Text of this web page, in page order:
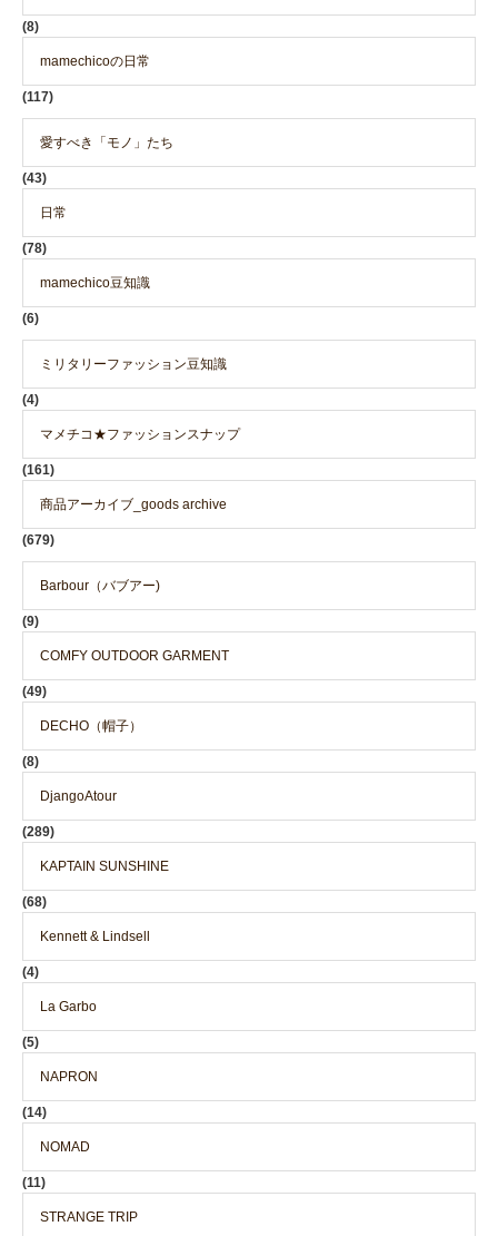
(8)
mamechicoの日常
(117)
愛すべき「モノ」たち
(43)
日常
(78)
mamechico豆知識
(6)
ミリタリーファッション豆知識
(4)
マメチコ★ファッションスナップ
(161)
商品アーカイブ_goods archive
(679)
Barbour（バブアー)
(9)
COMFY OUTDOOR GARMENT
(49)
DECHO（帽子）
(8)
DjangoAtour
(289)
KAPTAIN SUNSHINE
(68)
Kennett & Lindsell
(4)
La Garbo
(5)
NAPRON
(14)
NOMAD
(11)
STRANGE TRIP